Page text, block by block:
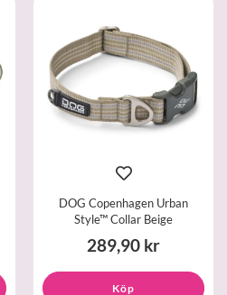
DOG Copenhagen Urban
Style™ Collar Beige
289,90 kr
Köp